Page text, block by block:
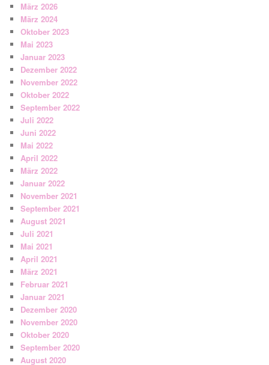
März 2026
März 2024
Oktober 2023
Mai 2023
Januar 2023
Dezember 2022
November 2022
Oktober 2022
September 2022
Juli 2022
Juni 2022
Mai 2022
April 2022
März 2022
Januar 2022
November 2021
September 2021
August 2021
Juli 2021
Mai 2021
April 2021
März 2021
Februar 2021
Januar 2021
Dezember 2020
November 2020
Oktober 2020
September 2020
August 2020